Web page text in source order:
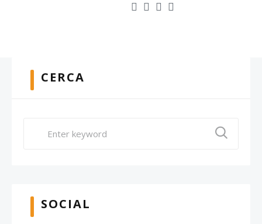
CERCA
SOCIAL